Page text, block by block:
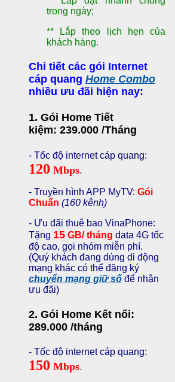
trong ngày;
** Lắp theo lịch hẹn của
khách hàng.
Chi tiết các gói Internet
cáp quang Home Combo
nhiều ưu đãi hiện nay:
1. Gói Home Tiết
kiệm: 239.000 /Tháng
- Tốc độ internet cáp quang:
120 Mbps.
- Truyền hình APP MyTV: Gói
Chuẩn (160 kênh)
- Ưu đãi thuê bao VinaPhone:
Tặng 15 GB/ tháng data 4G tốc
độ cao, gọi nhóm miễn phí.
(Quý khách đang dùng di động
mạng khác có thể đăng ký
chuyển mạng giữ số để nhận
ưu đãi)
2. Gói Home Kết nối:
289.000 /tháng
- Tốc độ internet cáp quang:
150 Mbps.